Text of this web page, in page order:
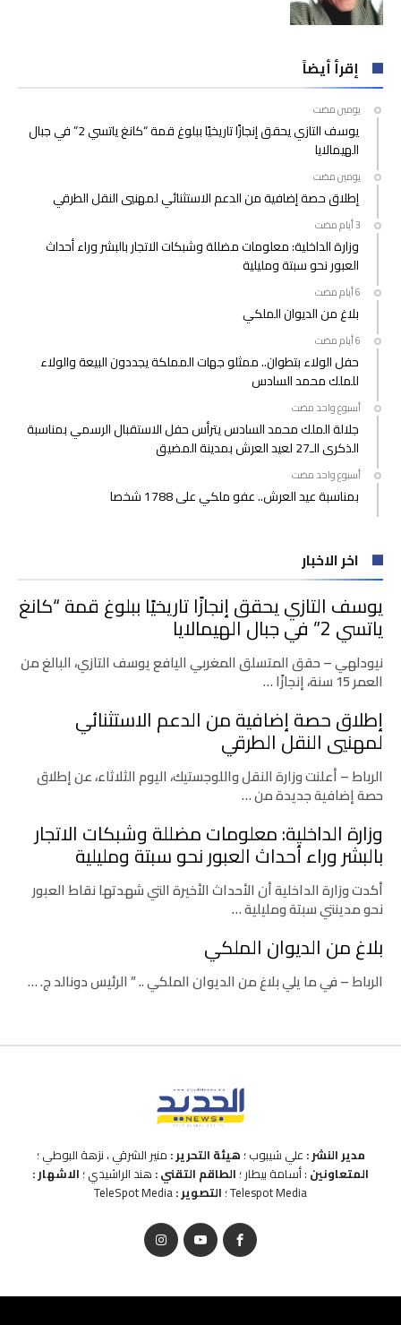
إقرأ أيضاً
‫‫‫‏‫يومين مضت‬
يوسف التازي يحقق إنجازًا تاريخيًا ببلوغ قمة “كانغ ياتسي 2” في جبال
الهيمالايا
‫‫‫‏‫يومين مضت‬
إطلاق حصة إضافية من الدعم الاستثنائي لمهنيي النقل الطرقي
وزارة الداخلية: معلومات مضللة وشبكات الاتجار بالبشر وراء أحداث
العبور نحو سبتة ومليلية
بلاغ من الديوان الملكي
حفل الولاء بتطوان.. ممثلو جهات المملكة يجددون البيعة والولاء
للملك محمد السادس
‫‫‫‏‫أسبوع واحد مضت‬
جلالة الملك محمد السادس يترأس حفل الاستقبال الرسمي بمناسبة
الذكرى الـ27 لعيد العرش بمدينة المضيق
‫‫‫‏‫أسبوع واحد مضت‬
بمناسبة عيد العرش.. عفو ملكي على 1788 شخصا
اخر الاخبار
يوسف التازي يحقق إنجازًا تاريخيًا ببلوغ قمة “كانغ
ياتسي 2” في جبال الهيمالايا
نيودلهي – حقق المتسلق المغربي اليافع يوسف التازي، البالغ من
العمر 15 سنة، إنجازًا …
إطلاق حصة إضافية من الدعم الاستثنائي
لمهنيي النقل الطرقي
الرباط – أعلنت وزارة النقل واللوجستيك، اليوم الثلاثاء، عن إطلاق
حصة إضافية جديدة من …
وزارة الداخلية: معلومات مضللة وشبكات الاتجار
بالبشر وراء أحداث العبور نحو سبتة ومليلية
أكدت وزارة الداخلية أن الأحداث الأخيرة التي شهدتها نقاط العبور
نحو مدينتي سبتة ومليلية …
بلاغ من الديوان الملكي
الرباط – في ما يلي بلاغ من الديوان الملكي .. ” الرئيس دونالد ج. …
مدير النشر : علي شيبوب ؛ هيئة التحرير : منير الشرقي ، نزهة البوطي ؛
المتعاونين : أسامة بيطار ؛ الطاقم التقني : هند الراشيدي ؛ الاشهار :
Telespot Media ؛ التصوير :TeleSpot Media